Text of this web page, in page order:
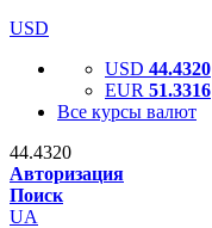
USD
USD 44.4320
EUR 51.3316
Все курсы валют
44.4320
Авторизация
Поиск
UA